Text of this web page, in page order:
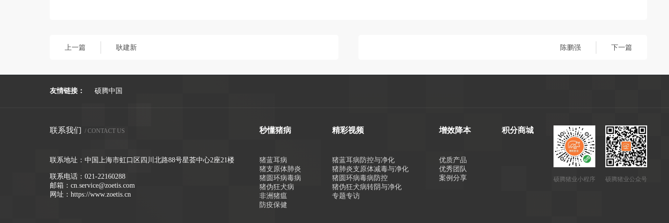
上一篇 耿建新 陈鹏强 下一篇
友情链接： 硕腾中国
联系我们 / CONTACT US
联系地址：中国上海市虹口区四川北路88号星荟中心2座21楼
联系电话： 021-22160288
邮箱： cn.service@zoetis.com
网址： https://www.zoetis.cn
秒懂猪病
猪蓝耳病
猪支原体肺炎
猪圆环病毒病
猪伪狂犬病
非洲猪瘟
防疫保健
精彩视频
猪蓝耳病防控与净化
猪肺炎支原体减毒与净化
猪圆环病毒病防控
猪伪狂犬病转阴与净化
专题专访
增效降本
优质产品
优秀团队
案例分享
积分商城
硕腾猪业小程序 硕腾猪业公众号